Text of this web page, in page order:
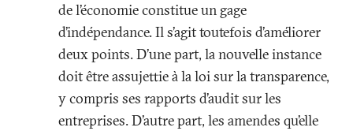
de l’économie constitue un gage
d’indépendance. Il s’agit toutefois d’améliorer
deux points. D’une part, la nouvelle instance
doit être assujettie à la loi sur la transparence,
y compris ses rapports d’audit sur les
entreprises. D’autre part, les amendes qu’elle